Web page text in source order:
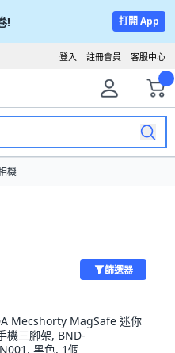
! 打開 App
客服中心
註冊會員
登入
機
篩選器
Mecshorty MagSafe 迷你
機三腳架, BND-
黑色, 1個